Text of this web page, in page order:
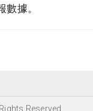
據。
Reserved.